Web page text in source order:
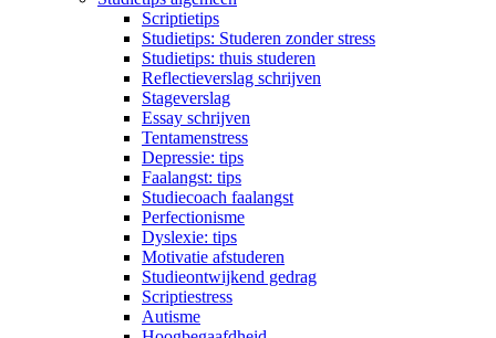
Scriptietips
Studietips: Studeren zonder stress
Studietips: thuis studeren
Reflectieverslag schrijven
Stageverslag
Essay schrijven
Tentamenstress
Depressie: tips
Faalangst: tips
Studiecoach faalangst
Perfectionisme
Dyslexie: tips
Motivatie afstuderen
Studieontwijkend gedrag
Scriptiestress
Autisme